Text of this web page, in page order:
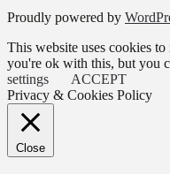
Proudly powered by
This website uses cookies
you're ok with this, but you
settings
ACCEPT
Privacy & Cookies Policy
Close